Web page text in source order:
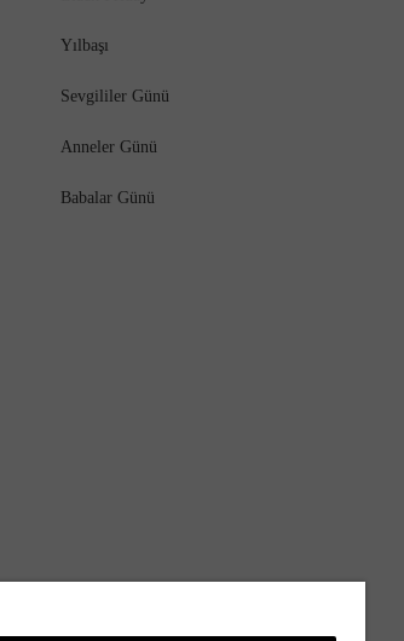
Yılbaşı
Sevgililer Günü
Anneler Günü
Babalar Günü